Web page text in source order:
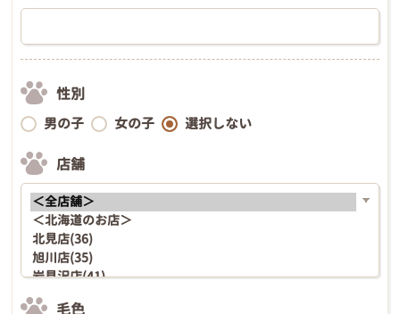
性別
男の子 女の子 選択しない
店舗
毛色